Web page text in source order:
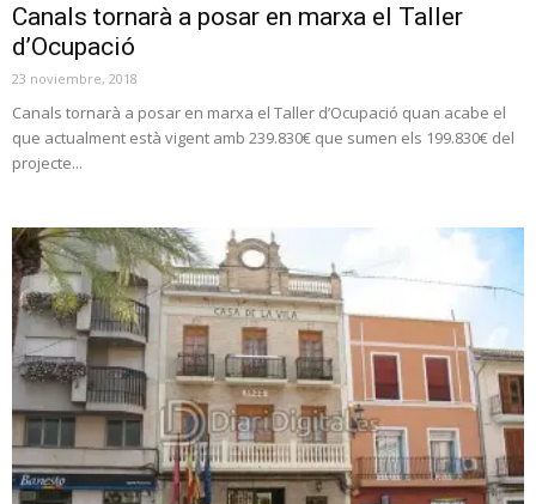
Canals tornarà a posar en marxa el Taller
d’Ocupació
23 noviembre, 2018
Canals tornarà a posar en marxa el Taller d’Ocupació quan acabe el
que actualment està vigent amb 239.830€ que sumen els 199.830€ del
projecte...